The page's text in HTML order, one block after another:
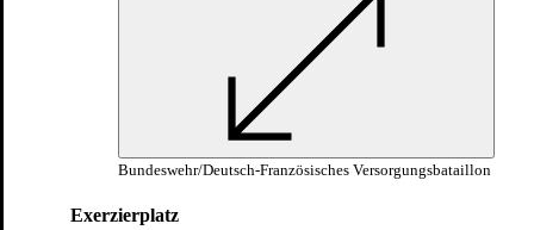
Bundeswehr/Deutsch-Französisches Versorgungsbataillon
Exerzierplatz
Gewinnen Sie, wie hier auf dem Seilsteg, an
Sicherheit und Selbstvertrauen – wir zeigen
können!